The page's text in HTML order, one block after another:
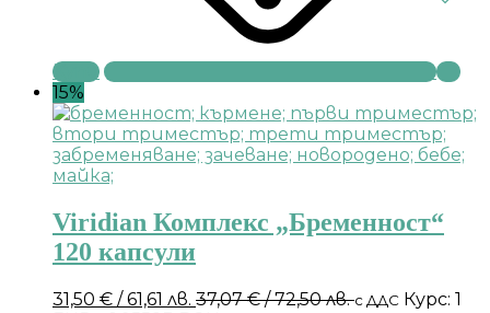
Купи
15%
Viridian Комплекс „Бременност“
120 капсули
31,50 € / 61,61 лв. 37,07€/ 72,50 лв.с ДДС Курс: 1